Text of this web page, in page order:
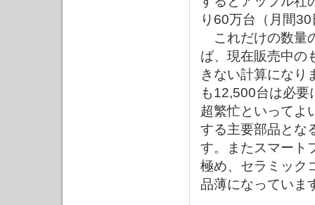
り60万台（月間
これだけの数量
ば、現在販売中の
きない計算になり
も12,500台は必要
超繁忙といってよ
する主要部品とな
す。またスマート
極め、セラミック
品薄になっていま